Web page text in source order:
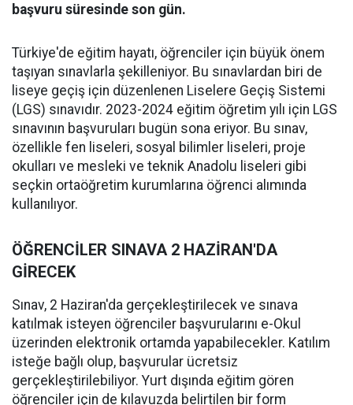
başvuru süresinde son gün.
Türkiye'de eğitim hayatı, öğrenciler için büyük önem
taşıyan sınavlarla şekilleniyor. Bu sınavlardan biri de
liseye geçiş için düzenlenen Liselere Geçiş Sistemi
(LGS) sınavıdır. 2023-2024 eğitim öğretim yılı için LGS
sınavının başvuruları bugün sona eriyor. Bu sınav,
özellikle fen liseleri, sosyal bilimler liseleri, proje
okulları ve mesleki ve teknik Anadolu liseleri gibi
seçkin ortaöğretim kurumlarına öğrenci alımında
kullanılıyor.
ÖĞRENCİLER SINAVA 2 HAZİRAN'DA
GİRECEK
Sınav, 2 Haziran'da gerçekleştirilecek ve sınava
katılmak isteyen öğrenciler başvurularını e-Okul
üzerinden elektronik ortamda yapabilecekler. Katılım
isteğe bağlı olup, başvurular ücretsiz
gerçekleştirilebiliyor. Yurt dışında eğitim gören
öğrenciler için de kılavuzda belirtilen bir form